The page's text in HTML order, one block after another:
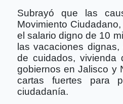
Subrayó que las
Movimiento
el salario digno de 10
las vacaciones
de cuidados, vivienda
gobiernos en Jalisco y
cartas fuertes para
ciudadanía.